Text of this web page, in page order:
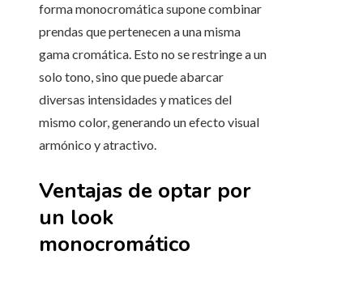
forma monocromática supone combinar
prendas que pertenecen a una misma
gama cromática. Esto no se restringe a un
solo tono, sino que puede abarcar
diversas intensidades y matices del
mismo color, generando un efecto visual
armónico y atractivo.
Ventajas de optar por
un look
monocromático